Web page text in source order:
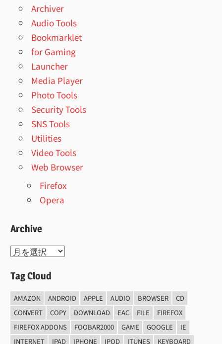
Archiver
Audio Tools
Bookmarklet
for Gaming
Launcher
Media Player
Photo Tools
Security Tools
SNS Tools
Utilities
Video Tools
Web Browser
Firefox
Opera
Archive
Archive
Tag Cloud
AMAZON ANDROID APPLE AUDIO BROWSER
CD
CONVERT
COPY DOWNLOAD EAC FILE
FIREFOX
FIREFOX ADDONS
FOOBAR2000 GAME GOOGLE
IE
INTERNET
IPAD IPHONE IPOD ITUNES KEYBOARD